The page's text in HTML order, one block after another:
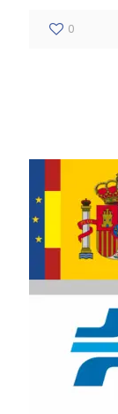
0